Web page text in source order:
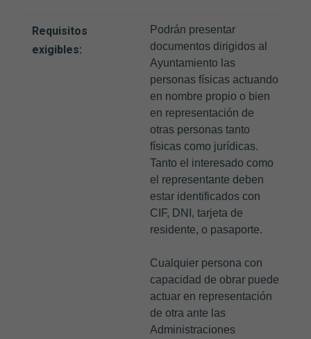
Requisitos
exigibles:
Podrán presentar
documentos dirigidos al
Ayuntamiento las
personas físicas actuando
en nombre propio o bien
en representación de
otras personas tanto
físicas como jurídicas.
Tanto el interesado como
el representante deben
estar identificados con
CIF, DNI, tarjeta de
residente, o pasaporte.
Cualquier persona con
capacidad de obrar puede
actuar en representación
de otra ante las
Administraciones